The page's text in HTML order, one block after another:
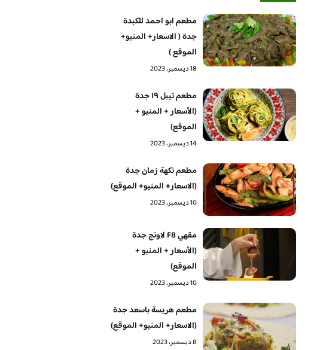
مطعم ابو احمد للكبدة
جدة ( الاسعار+ المنيو+
الموقع )
18 ديسمبر، 2023
مطعم تيبل ١٩ جدة
(الأسعار + المنيو +
الموقع)
14 ديسمبر، 2023
مطعم نكهة زمان جدة
(الاسعار+ المنيو+ الموقع)
10 ديسمبر، 2023
مقهي F8 لاونج جدة
(الأسعار + المنيو +
الموقع)
10 ديسمبر، 2023
مطعم هريسة باسعد جدة
(الاسعار+ المنيو+ الموقع)
8 ديسمبر، 2023